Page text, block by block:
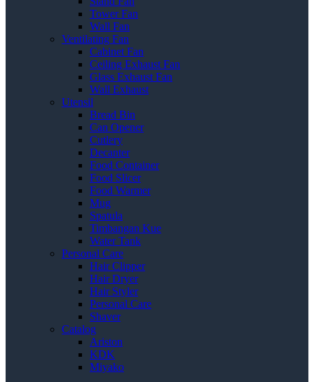
Tower Fan
Wall Fan
Ventilating Fan
Cabinet Fan
Ceiling Exhaust Fan
Glass Exhaust Fan
Wall Exhaust
Utensil
Bread Bin
Can Opener
Cutlery
Decanter
Food Container
Food Slicer
Food Warmer
Mug
Spatula
Timbangan Kue
Water Tank
Personal Care
Hair Clipper
Hair Dryer
Hair Styler
Personal Care
Shaver
Catalog
Ariston
KDK
Miyako